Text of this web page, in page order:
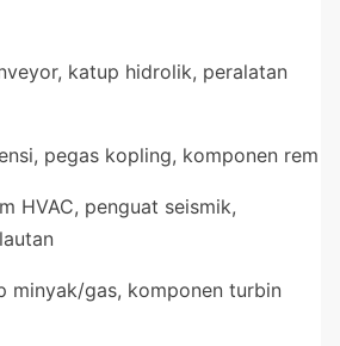
katup hidrolik, peralatan
pegas kopling, komponen rem
HVAC, penguat seismik,
minyak/gas, komponen turbin